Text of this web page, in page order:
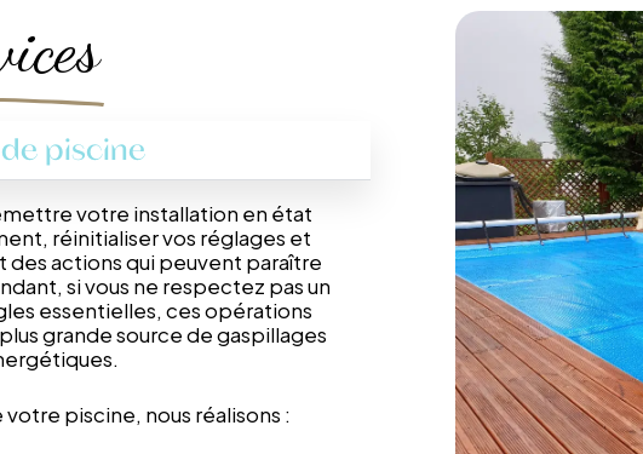
piscine
votre installation en état
réinitialiser vos réglages et
des actions qui peuvent paraître
si vous ne respectez pas un
essentielles, ces opérations
grande source de gaspillages
votre piscine, nous réalisons :